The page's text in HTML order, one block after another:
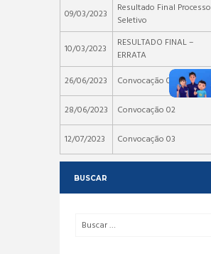
09/03/2023
Resultado Final Processo
Seletivo
10/03/2023
RESULTADO FINAL –
ERRATA
26/06/2023
Convocação 01
28/06/2023 Convocação 02
12/07/2023 Convocação 03
BUSCAR